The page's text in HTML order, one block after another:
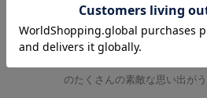
ーマン カフェのミックス
のたくさんの素敵な思い出がう